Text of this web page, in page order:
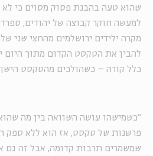
שהוא טעה בהבנת פסוק מסוים כי לא
למעשה חוקר קבוצה של יהודים,
להבין את הטקסט הקדום מתוך היום
כלל קורה – כשהולכים מהטקסט הישן
"כשמישהו עושה השוואה בין מה
פרשנות של טקסט, אז הוא ללא ספק
שמשמרים תרבות קדומה, אבל זה גם